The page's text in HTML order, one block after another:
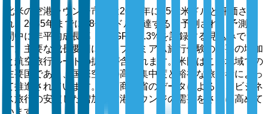
北米の空港ラウンジ市場は2025年に15億米ドルと評価さ
れ、2035年までに28億米ドルに達すると予測され、予測期
間中に年平均成長率（CAGR）6.3%を記録する見込みで
す。主要な成長要因には、プレミアム旅行体験の需要の増加
と航空旅行ルートの拡大が含まれます。米国はこの地域での
主要国であり、国際空港の高い集中度と裕福な旅行者によっ
て推進されています。米国商務省のデータによると、ビジネ
ス旅行の安定した増加が空港ラウンジの需要をさらに高めて
います。